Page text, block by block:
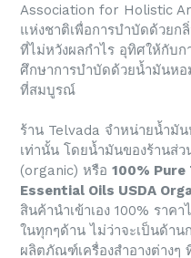
Association for Holistic
แห่งชาติเพื่อการบำบัดด้วยก
ที่ไม่หวังผลกำไร อุทิศให้กับ
ศึกษาการบำบัดด้วยน้ำมันห
ที่สมบูรณ์
ร้าน Telvada จำหน่ายน้ำมัน
เท่านั้น โดยน้ำมันของร้านส่
(organic) หรือ 100%
Essential Oils USDA
สินค้านำเข้าเอง 100% ราค
ในทุกๆด้าน ไม่ว่าจะเป็นด้า
ผลิตภัณฑ์เครื่องสำอางต่างๆ